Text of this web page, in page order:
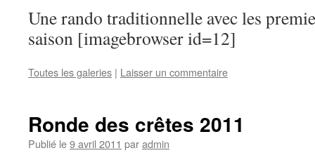
Une rando traditionnelle avec les
saison [imagebrowser id=12]
Toutes les galeries | Laisser un commentaire
Ronde des crêtes 2011
Publié le9 avril 2011 paradmin